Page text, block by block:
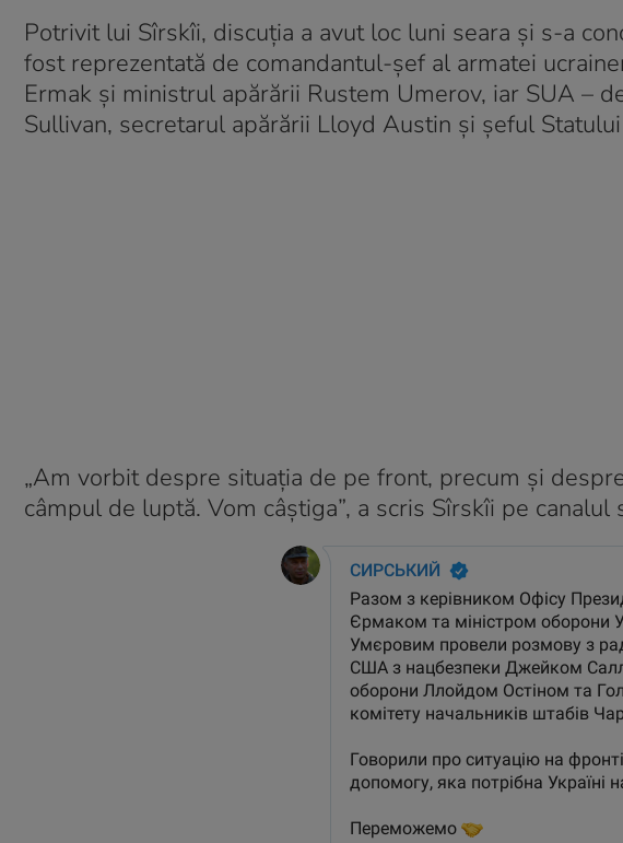
Potrivit lui Sîrskîi, discuția a avut loc luni seara și s-a
fost reprezentată de comandantul-șef al armatei
Ermak și ministrul apărării Rustem Umerov, iar SUA –
Sullivan, secretarul apărării Lloyd Austin și șeful
„Am vorbit despre situația de pe front, precum și
câmpul de luptă. Vom câștiga”, a scris Sîrskîi pe canalul